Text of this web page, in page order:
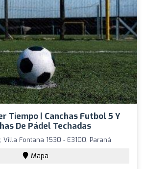
Tiempo | Canchas Futbol 5 Y
De Pádel Techadas
Villa Fontana 1530 - E3100, Paraná
Mapa